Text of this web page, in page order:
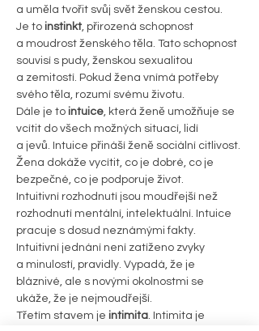
a uměla tvořit svůj svět ženskou cestou.
Je to instinkt, přirozená schopnost
a moudrost ženského těla. Tato schopnost
souvisí s pudy, ženskou sexualitou
a zemitostí. Pokud žena vnímá potřeby
svého těla, rozumí svému životu.
Dále je to intuice, která ženě umožňuje se
vcítit do všech možných situací, lidí
a jevů. Intuice přináší ženě sociální citlivost.
Žena dokáže vycítit, co je dobré, co je
bezpečné, co je podporuje život.
Intuitivní rozhodnutí jsou moudřejší než
rozhodnutí mentální, intelektuální. Intuice
pracuje s dosud neznámými fakty.
Intuitivní jednání není zatíženo zvyky
a minulostí, pravidly. Vypadá, že je
bláznivé, ale s novými okolnostmi se
ukáže, že je nejmoudřejší.
Třetím stavem je intimita. Intimita je